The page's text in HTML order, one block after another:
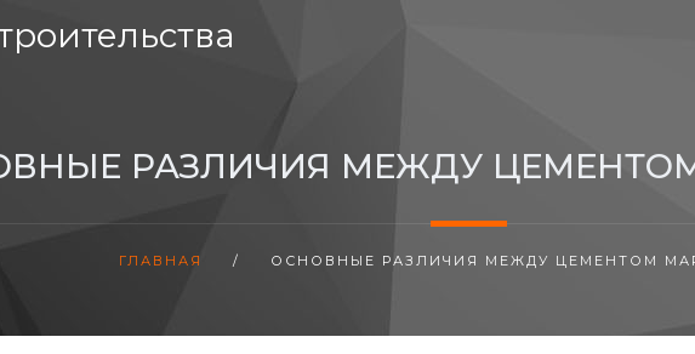
РАЗЛИЧИЯ МЕЖДУ ЦЕМЕНТОМ
ГЛАВНАЯ / ОСНОВНЫЕ РАЗЛИЧИЯ МЕЖДУ ЦЕМЕНТОМ